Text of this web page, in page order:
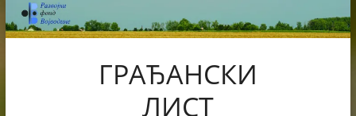
Skip
to
content
ГРАЂАНСКИ
ЛИСТ